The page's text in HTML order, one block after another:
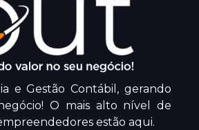
e Gestão Contábil, gerando
O mais alto nível de
estão aqui.